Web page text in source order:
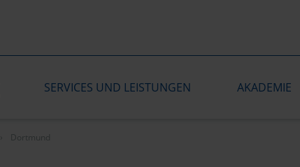
SERVICES UND LEISTUNGEN AKADEMIE
Dortmund